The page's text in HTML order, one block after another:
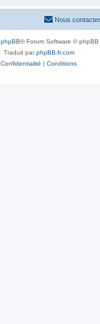
Nous contacter
phpBB® Forum Software © phpBB
Traduit parphpBB-fr.com
Confidentialité | Conditions